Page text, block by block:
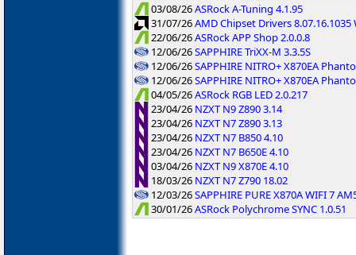
03/08/26ASRock A-Tuning 4.1.95
31/07/26AMD Chipset Drivers 8.07.16.1035
22/06/26ASRock APP Shop 2.0.0.8
12/06/26SAPPHIRE TriXX-M 3.3.5S
12/06/26SAPPHIRE NITRO+ X870EA
12/06/26SAPPHIRE NITRO+ X870EA
04/05/26ASRock RGB LED 2.0.217
23/04/26 NZXT N9 Z890 3.14
23/04/26 NZXT N7 Z890 3.13
23/04/26 NZXT N7 B850 4.10
23/04/26 NZXT N7 B650E 4.10
03/04/26 NZXT N9 X870E 4.10
18/03/26 NZXT N7 Z790 18.02
12/03/26SAPPHIRE PURE X870A WIFI 7
30/01/26ASRock Polychrome SYNC 1.0.51